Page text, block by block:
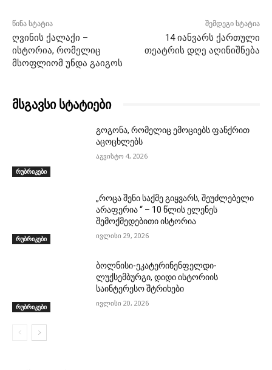
წინა სტატია
ღვინის ქალაქი –
ისტორია, რომელიც
მსოფლიომ უნდა გაიგოს
შემდეგი სტატია
14 იანვარს ქართული
თეატრის დღე აღინიშნება
მსგავსი სტატიები
რუბრიკები
გოგონა, რომელიც ემოციებს ფანქრით
აცოცხლებს
აგვისტო 4, 2026
რუბრიკები
„როცა შენი საქმე გიყვარს, შეუძლებელი
არაფერია “ – 10 წლის ელენეს
შემოქმედებითი ისტორია
ივლისი 29, 2026
რუბრიკები
ბოლნისი-ეკატერინენფელდი-
ლუქსემბურგი, დიდი ისტორიის
საინტერესო შტრიხები
ივლისი 20, 2026